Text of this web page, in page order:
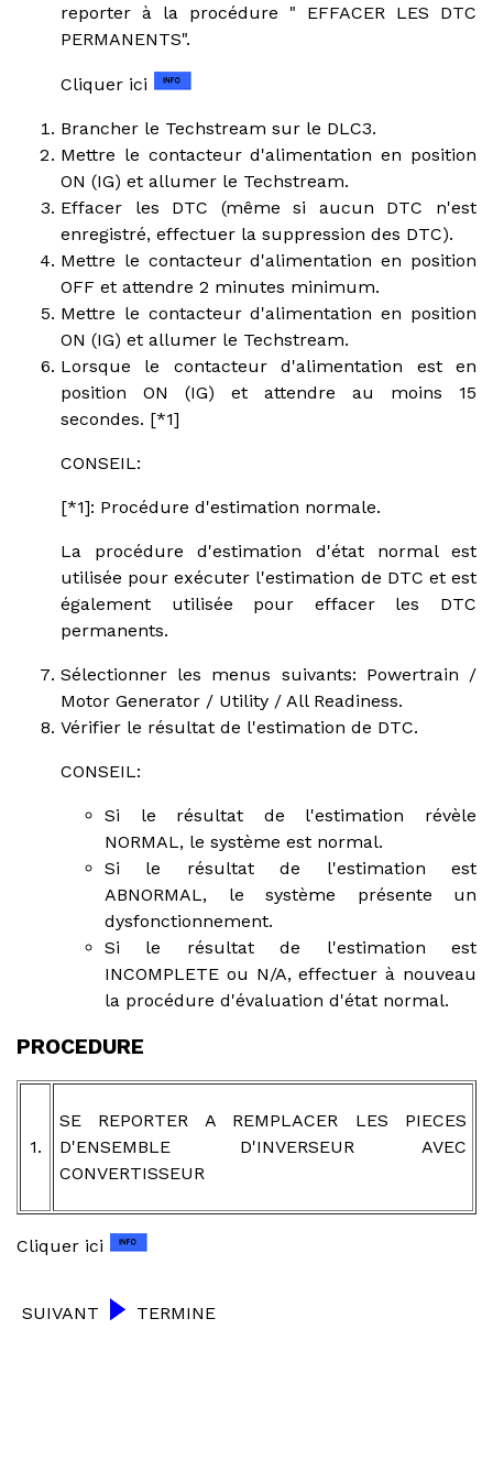
reporter à la procédure " EFFACER LES DTC
PERMANENTS".
Cliquer ici
Brancher le Techstream sur le DLC3.
Mettre le contacteur d'alimentation en position
ON (IG) et allumer le Techstream.
Effacer les DTC (même si aucun DTC n'est
enregistré, effectuer la suppression des DTC).
Mettre le contacteur d'alimentation en position
OFF et attendre 2 minutes minimum.
Mettre le contacteur d'alimentation en position
ON (IG) et allumer le Techstream.
Lorsque le contacteur d'alimentation est en
position ON (IG) et attendre au moins 15
secondes. [*1]
CONSEIL:
[*1]: Procédure d'estimation normale.
La procédure d'estimation d'état normal est
utilisée pour exécuter l'estimation de DTC et est
également utilisée pour effacer les DTC
permanents.
Sélectionner les menus suivants: Powertrain /
Motor Generator / Utility / All Readiness.
Vérifier le résultat de l'estimation de DTC.
CONSEIL:
Si le résultat de l'estimation révèle
NORMAL, le système est normal.
Si le résultat de l'estimation est
ABNORMAL, le système présente un
dysfonctionnement.
Si le résultat de l'estimation est
INCOMPLETE ou N/A, effectuer à nouveau
la procédure d'évaluation d'état normal.
PROCEDURE
1.
SE REPORTER A REMPLACER LES PIECES
D'ENSEMBLE D'INVERSEUR AVEC
CONVERTISSEUR
Cliquer ici
SUIVANT TERMINE